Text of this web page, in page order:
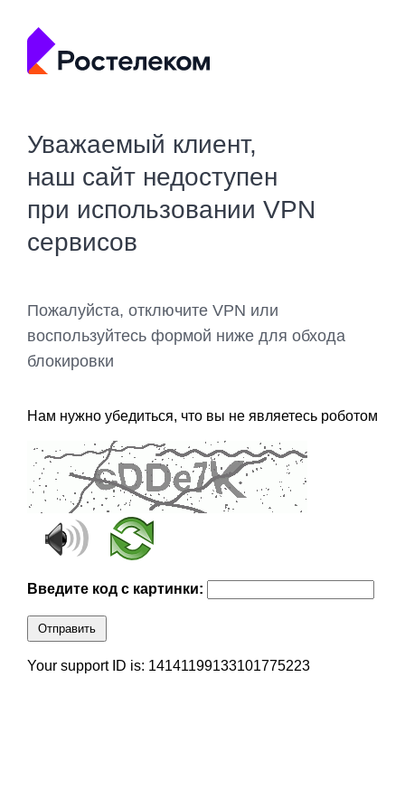
Уважаемый клиент,
наш сайт недоступен
при использовании VPN
сервисов
Пожалуйста, отключите VPN или
воспользуйтесь формой ниже для обхода
блокировки
Нам нужно убедиться, что вы не являетесь роботом
Введите код с картинки:
Отправить
Your support ID is: 14141199133101775223